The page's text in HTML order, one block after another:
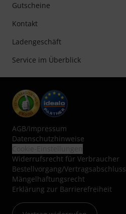
Gutscheine
Kontakt
Ladengeschäft
Service im Überblick
AGB/Impressum
Datenschutzhinweise
Widerrufsrecht für Verbraucher
Bestellvorgang/Vertragsabschluss
Mängelhaftungsrecht
Erklärung zur Barrierefreiheit